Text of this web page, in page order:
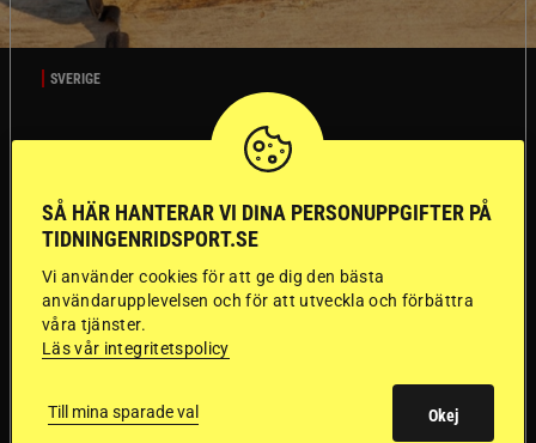
SVERIGE
ridhjälmarna blev
sämst i test
Stort test av ridhjälmar
Folksam har testat 15 ridhjälmar i olika
Det visar sig vara stor skillnad på säkerheten
mellan de olika hjälmarna – och dyrast är inte
SÅ HÄR HANTERAR VI DINA PERSONUPPGIFTER PÅ
TIDNINGENRIDSPORT.SE
Vi använder cookies för att ge dig den bästa
användarupplevelsen och för att utveckla och förbättra
våra tjänster.
Läs vår integritetspolicy
Till mina sparade val Okej